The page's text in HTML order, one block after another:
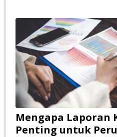
Mengapa Laporan
Penting untuk